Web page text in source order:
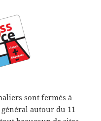
sont fermés à
autour du 11